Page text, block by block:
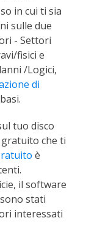
in cui ti sia
sulle due
- Settori
fisici e
/Logici,
di
tuo disco
che ti
è
il software
stati
interessati